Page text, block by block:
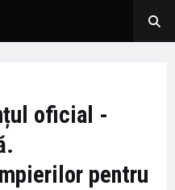
oficial -
pentru